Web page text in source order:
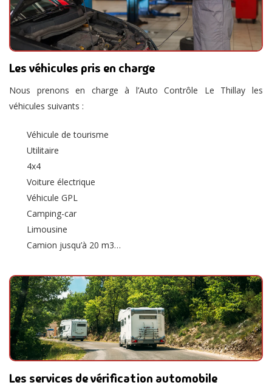
Les véhicules pris en charge
Nous prenons en charge à l’Auto Contrôle Le Thillay les
véhicules suivants :
Véhicule de tourisme
Utilitaire
4x4
Voiture électrique
Véhicule GPL
Camping-car
Limousine
Camion jusqu’à 20 m3…
Les services de vérification automobile